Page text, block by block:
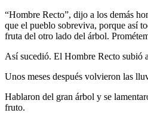
“Hombre Recto”, dijo a los demás
que el pueblo sobreviva, porque así
fruta del otro lado del árbol.
Así sucedió. El Hombre Recto subió
Unos meses después volvieron las
Hablaron del gran árbol y se
fruto.